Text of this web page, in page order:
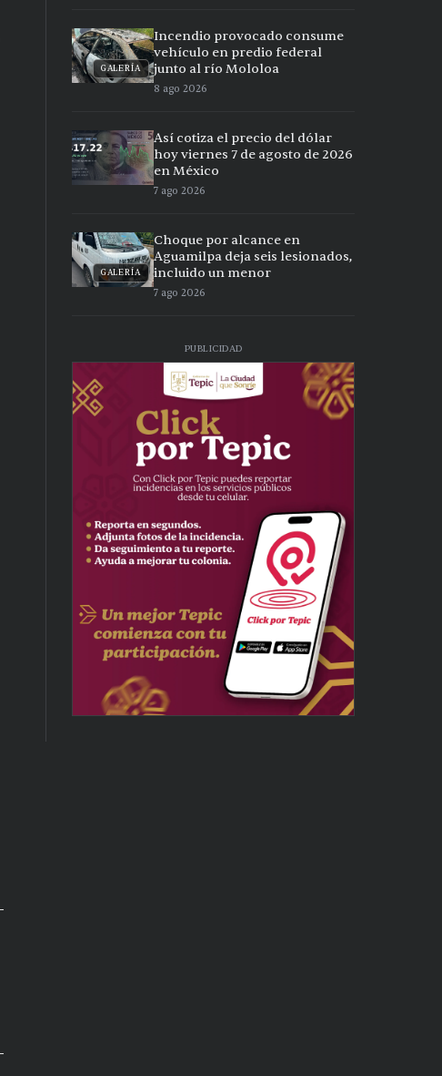
GALERÍA
Incendio provocado consume
vehículo en predio federal
junto al río Mololoa
8 ago 2026
Así cotiza el precio del dólar
hoy viernes 7 de agosto de 2026
en México
7 ago 2026
GALERÍA
Choque por alcance en
Aguamilpa deja seis lesionados,
incluido un menor
7 ago 2026
PUBLICIDAD